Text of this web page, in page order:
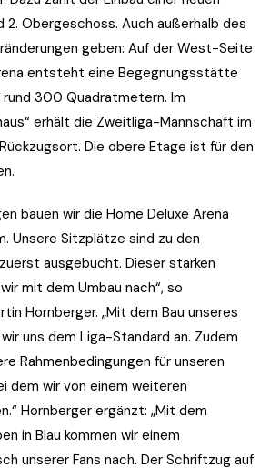
2. Obergeschoss. Auch außerhalb des
geben: Auf der West-Seite
entsteht eine Begegnungsstätte
300 Quadratmetern. Im
erhält die Zweitliga-Mannschaft im
Die obere Etage ist für den
bauen wir die Home Deluxe Arena
Unsere Sitzplätze sind zu den
ausgebucht. Dieser starken
mit dem Umbau nach“, so
Hornberger. „Mit dem Bau unseres
uns dem Liga-Standard an. Zudem
Rahmenbedingungen für unseren
dem wir von einem weiteren
Hornberger ergänzt: „Mit dem
in Blau kommen wir einem
unserer Fans nach. Der Schriftzug auf